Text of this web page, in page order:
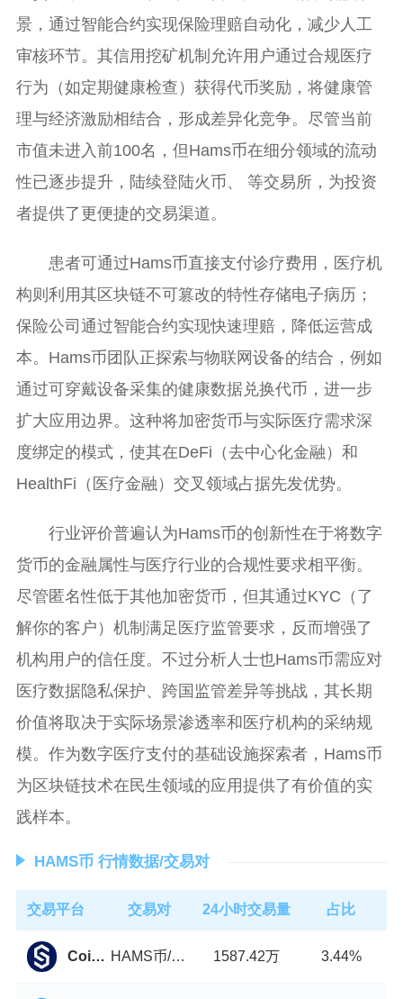
景，通过智能合约实现保险理赔自动化，减少人工
审核环节。其信用挖矿机制允许用户通过合规医疗
行为（如定期健康检查）获得代币奖励，将健康管
理与经济激励相结合，形成差异化竞争。尽管当前
市值未进入前100名，但Hams币在细分领域的流动
性已逐步提升，陆续登陆火币、 等交易所，为投资
者提供了更便捷的交易渠道。
患者可通过Hams币直接支付诊疗费用，医疗机
构则利用其区块链不可篡改的特性存储电子病历；
保险公司通过智能合约实现快速理赔，降低运营成
本。Hams币团队正探索与物联网设备的结合，例如
通过可穿戴设备采集的健康数据兑换代币，进一步
扩大应用边界。这种将加密货币与实际医疗需求深
度绑定的模式，使其在DeFi（去中心化金融）和
HealthFi（医疗金融）交叉领域占据先发优势。
行业评价普遍认为Hams币的创新性在于将数字
货币的金融属性与医疗行业的合规性要求相平衡。
尽管匿名性低于其他加密货币，但其通过KYC（了
解你的客户）机制满足医疗监管要求，反而增强了
机构用户的信任度。不过分析人士也Hams币需应对
医疗数据隐私保护、跨国监管差异等挑战，其长期
价值将取决于实际场景渗透率和医疗机构的采纳规
模。作为数字医疗支付的基础设施探索者，Hams币
为区块链技术在民生领域的应用提供了有价值的实
践样本。
HAMS币 行情数据/交易对
交易平台 交易对 24小时交易量 占比
Coinstore HAMS币/USDT 1587.42万 3.44%